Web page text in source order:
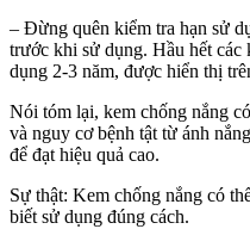
– Đừng quên kiểm tra hạn sử
trước khi sử dụng. Hầu hết
dụng 2-3 năm, được hiển thị
Nói tóm lại, kem chống nắng
và nguy cơ bệnh tật từ ánh
để đạt hiệu quả cao.
Sự thật: Kem chống nắng có
biết sử dụng đúng cách.